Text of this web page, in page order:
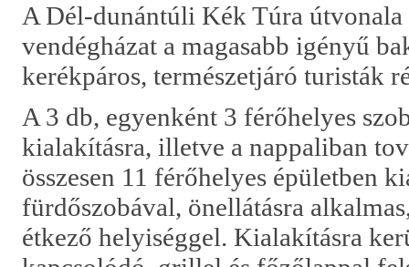
A Dél-dunántúli Kék Túra útvonala
vendégházat a magasabb igényű
kerékpáros, természetjáró turisták
A 3 db, egyenként 3 férőhelyes
kialakításra, illetve a nappaliban
összesen 11 férőhelyes épületben
fürdőszobával, önellátásra
étkező helyiséggel. Kialakításra